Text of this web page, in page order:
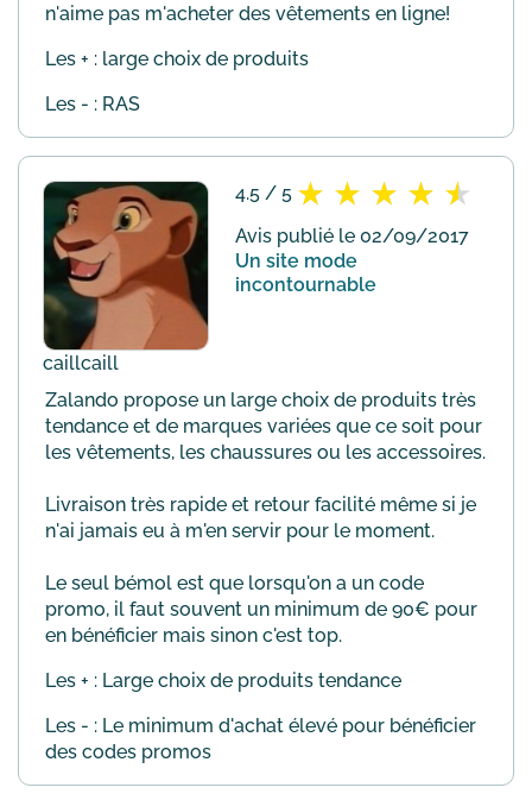
n'aime pas m'acheter des vêtements en ligne!
Les + : large choix de produits
Les - : RAS
caillcaill
4.5 / 5
Avis publié le 02/09/2017
Un site mode
incontournable
Zalando propose un large choix de produits très
tendance et de marques variées que ce soit pour
les vêtements, les chaussures ou les accessoires.
Livraison très rapide et retour facilité même si je
n'ai jamais eu à m'en servir pour le moment.
Le seul bémol est que lorsqu'on a un code
promo, il faut souvent un minimum de 90€ pour
en bénéficier mais sinon c'est top.
Les + : Large choix de produits tendance
Les - : Le minimum d'achat élevé pour bénéficier
des codes promos